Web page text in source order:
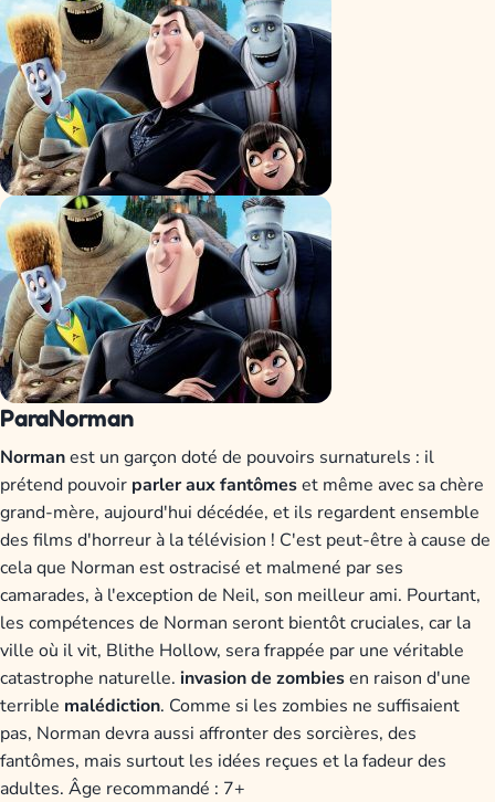
ParaNorman
Normanest un garçon doté de pouvoirs surnaturels : il
prétend pouvoir parler aux fantômeset même avec sa chère
grand-mère, aujourd'hui décédée, et ils regardent ensemble
des films d'horreur à la télévision ! C'est peut-être à cause de
cela que Norman est ostracisé et malmené par ses
camarades, à l'exception de Neil, son meilleur ami. Pourtant,
les compétences de Norman seront bientôt cruciales, car la
ville où il vit, Blithe Hollow, sera frappée par une véritable
catastrophe naturelle. invasion de zombiesen raison d'une
terrible malédiction. Comme si les zombies ne suffisaient
pas, Norman devra aussi affronter des sorcières, des
fantômes, mais surtout les idées reçues et la fadeur des
adultes. Âge recommandé : 7+